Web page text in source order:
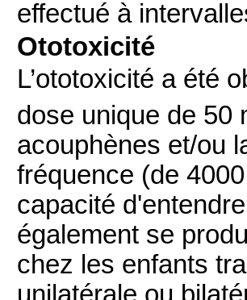
effectué à
Ototoxicité
L’ototoxicité a été
dose unique de 50
acouphènes et/ou
fréquence (de
capacité
également se
chez les enfants
unilatérale ou